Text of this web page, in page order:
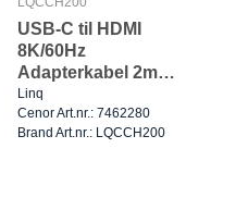
USB-C til HDMI
8K/60Hz
Adapterkabel 2m
Hvid/Sølv
Linq
Cenor Art.nr.: 7462280
Brand Art.nr.: LQCCH200